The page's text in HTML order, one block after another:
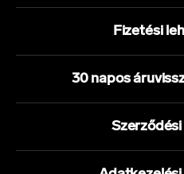
Fizetési
30 napos